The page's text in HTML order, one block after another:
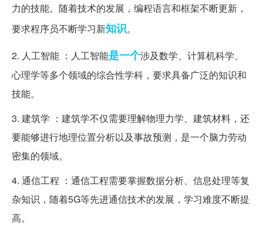
力的技能。随着技术的发展，编程语言和框架不断更新，
要求程序员不断学习新知识。
2. 人工智能 ：人工智能是一个涉及数学、计算机科学、
心理学等多个领域的综合性学科，要求具备广泛的知识和
技能。
3. 建筑学 ：建筑学不仅需要理解物理力学、建筑材料，还
要能够进行地理位置分析以及事故预测，是一个脑力劳动
密集的领域。
4. 通信工程 ：通信工程需要掌握数据分析、信息处理等复
杂知识，随着5G等先进通信技术的发展，学习难度不断提
高。